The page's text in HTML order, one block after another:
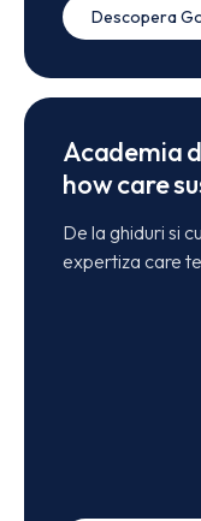
Academia
how care
De la ghiduri si
expertiza care
Descopera